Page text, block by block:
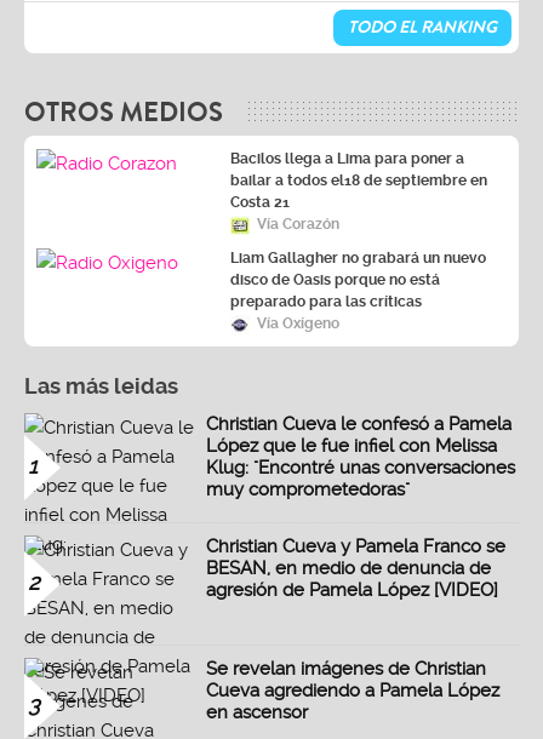
TODO EL RANKING
OTROS MEDIOS
Bacilos llega a Lima para poner a
bailar a todos el18 de septiembre en
Costa 21
Vía Corazón
Liam Gallagher no grabará un nuevo
disco de Oasis porque no está
preparado para las críticas
Vía Oxígeno
Las más leidas
1
Christian Cueva le confesó a Pamela
López que le fue infiel con Melissa
Klug: "Encontré unas conversaciones
muy comprometedoras"
2
Christian Cueva y Pamela Franco se
BESAN, en medio de denuncia de
agresión de Pamela López [VIDEO]
3
Se revelan imágenes de Christian
Cueva agrediendo a Pamela López
en ascensor